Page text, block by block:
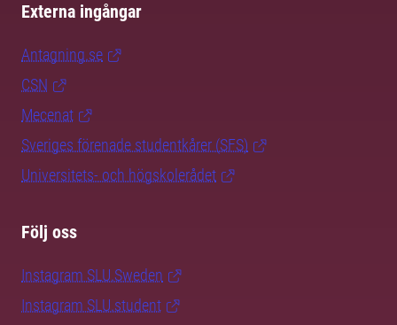
Externa ingångar
Antagning.se
CSN
Mecenat
Sveriges förenade studentkårer (SFS)
Universitets- och högskolerådet
Följ oss
Instagram SLU.Sweden
Instagram SLU.student